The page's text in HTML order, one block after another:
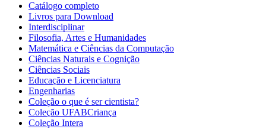
Catálogo completo
Livros para Download
Interdisciplinar
Filosofia, Artes e Humanidades
Matemática e Ciências da Computação
Ciências Naturais e Cognição
Ciências Sociais
Educação e Licenciatura
Engenharias
Coleção o que é ser cientista?
Coleção UFABCriança
Coleção Intera